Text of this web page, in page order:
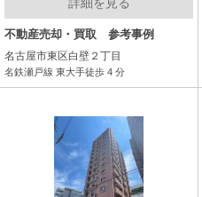
不動産売却・買取 参考事例
名古屋市東区白壁２丁目
名鉄瀬戸線 東大手徒歩 4 分